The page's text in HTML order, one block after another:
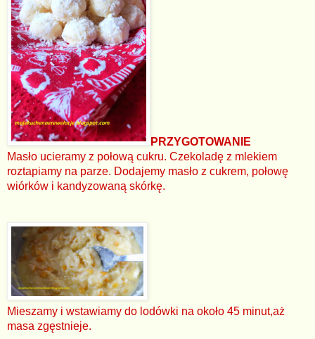
PRZYGOTOWANIE
Masło ucieramy z połową cukru. Czekoladę z mlekiem
roztapiamy na parze. Dodajemy masło z cukrem, połowę
wiórków i kandyzowaną skórkę.
Mieszamy i wstawiamy do lodówki na około 45 minut,aż
masa zgęstnieje.